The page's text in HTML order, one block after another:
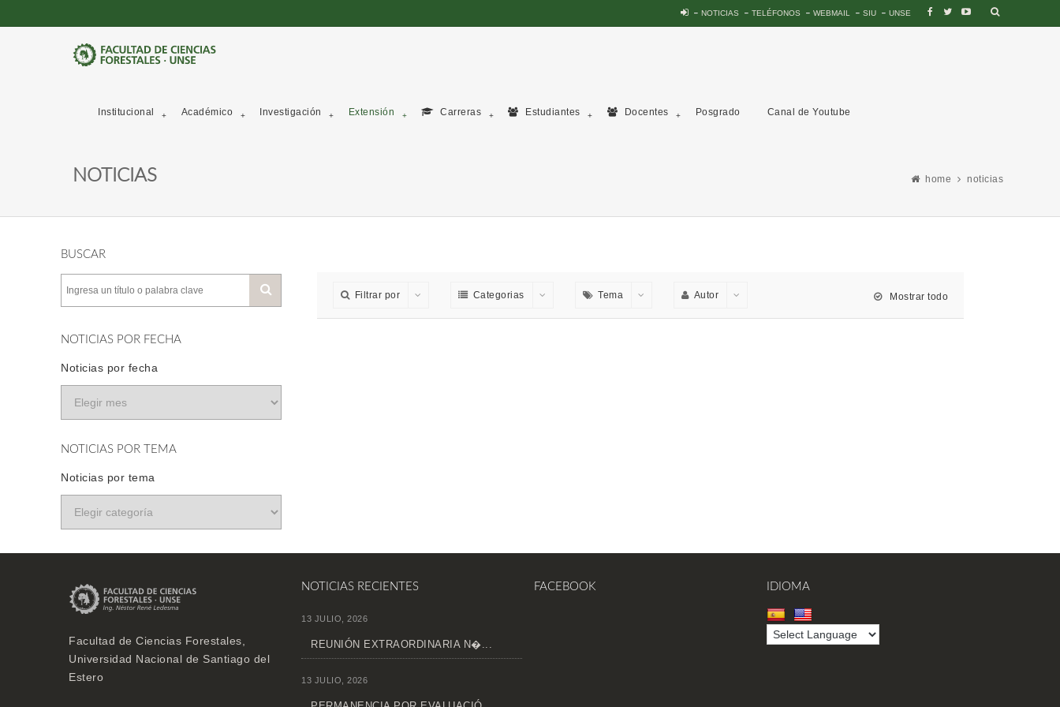
NOTICIAS TELÉFONOS WEBMAIL SIU UNSE
Institucional Académico Investigación Extensión Carreras Estudiantes Docentes Posgrado Canal de Youtube
NOTICIAS home noticias
BUSCAR
NOTICIAS POR FECHA
Noticias por fecha
NOTICIAS POR TEMA
Noticias por tema
Filtrar por Categorias Tema Autor Mostrar todo
Facultad de Ciencias Forestales,
Universidad Nacional de Santiago del
Estero
NOTICIAS RECIENTES
13 JULIO, 2026
REUNIÓN EXTRAORDINARIA N�...
13 JULIO, 2026
FACEBOOK IDIOMA